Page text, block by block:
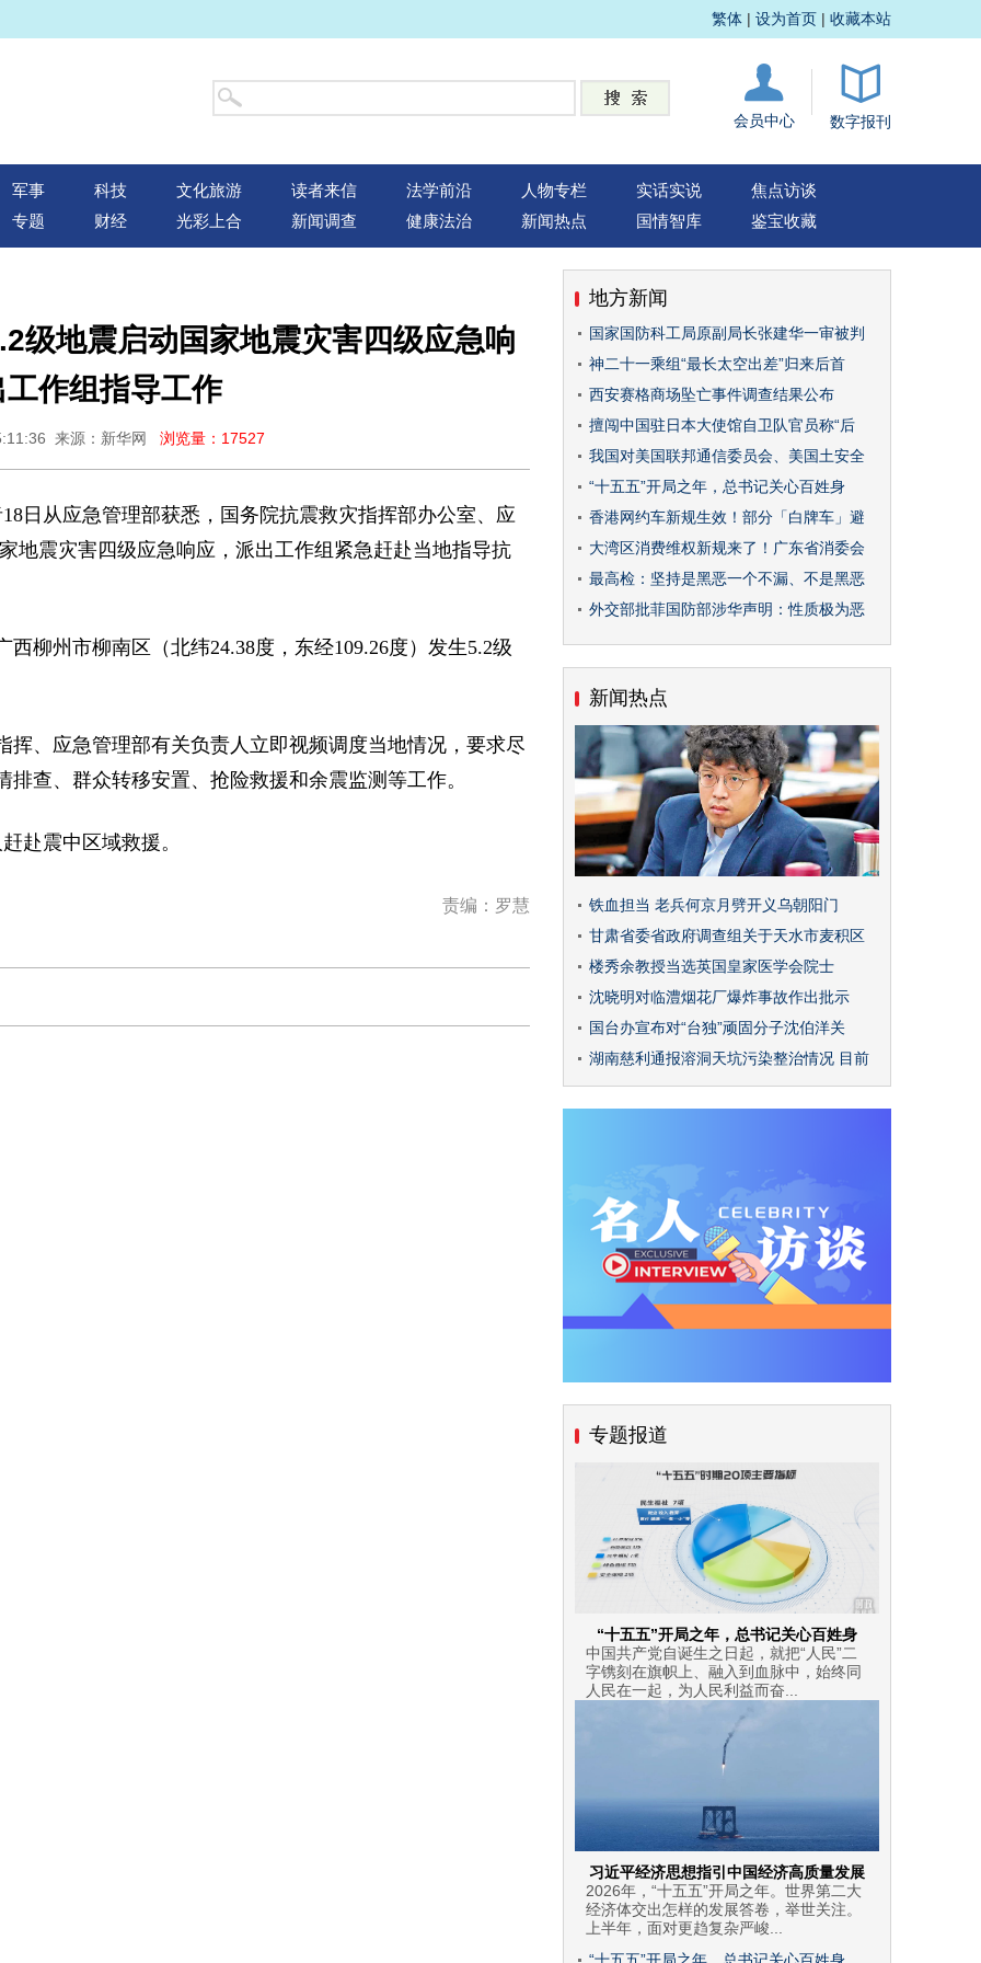
繁体 | 设为首页 | 收藏本站
会员中心 数字报刊
军事 科技 文化旅游 读者来信 法学前沿 人物专栏 实话实说
焦点访谈
专题
财经 光彩上合 新闻调查 健康法治 新闻热点 国情智库 鉴宝收藏
级地震启动国家地震灾害四级应急响
作组指导工作
来源：新华网 浏览量：17527
日从应急管理部获悉，国务院抗震救灾指挥部办公室、应
地震灾害四级应急响应，派出工作组紧急赶赴当地指导抗
柳州市柳南区（北纬24.38度，东经109.26度）发生5.2级
挥、应急管理部有关负责人立即视频调度当地情况，要求尽
查、群众转移安置、抢险救援和余震监测等工作。
赴震中区域救援。
责编：罗慧
地方新闻
国家国防科工局原副局长张建华一审被判
神二十一乘组“最长太空出差”归来后首
西安赛格商场坠亡事件调查结果公布
擅闯中国驻日本大使馆自卫队官员称“后
我国对美国联邦通信委员会、美国土安全
“十五五”开局之年，总书记关心百姓身
香港网约车新规生效！部分「白牌车」避
大湾区消费维权新规来了！广东省消委会
最高检：坚持是黑恶一个不漏、不是黑恶
外交部批菲国防部涉华声明：性质极为恶
新闻热点
铁血担当 老兵何京月劈开义乌朝阳门
甘肃省委省政府调查组关于天水市麦积区
楼秀余教授当选英国皇家医学会院士
沈晓明对临澧烟花厂爆炸事故作出批示
国台办宣布对“台独”顽固分子沈伯洋关
湖南慈利通报溶洞天坑污染整治情况 目前
专题报道
“十五五”开局之年，总书记关心百姓身
中国共产党自诞生之日起，就把“人民”二
字镌刻在旗帜上、融入到血脉中，始终同
人民在一起，为人民利益而奋...
习近平经济思想指引中国经济高质量发展
2026年，“十五五”开局之年。世界第二大
经济体交出怎样的发展答卷，举世关注。
上半年，面对更趋复杂严峻...